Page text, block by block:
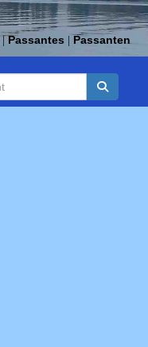
Passantes Passanten